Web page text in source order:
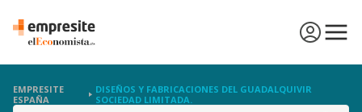
EMPRESITE
ESPAÑA
DISEÑOS Y FABRICACIONES DEL GUADALQUIVIR
SOCIEDAD LIMITADA.